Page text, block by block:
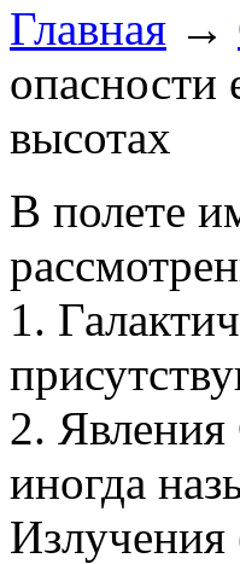
Главная →
опасности
высотах
В полете
1.
2.
иногда